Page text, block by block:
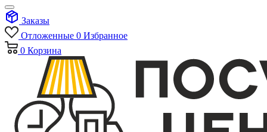
Заказы
Отложенные 0 Избранное
0 Корзина